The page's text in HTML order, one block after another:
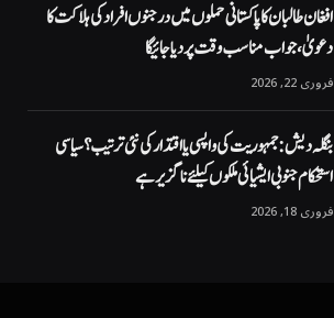
افغان طالبان کا پاکستانی حملوں میں درجنوں افراد کی ہلاکت کا
دعویٰ، جواب مناسب وقت پر دیا جائیگا
فروری 22, 2026
بنگلہ دیش: جمہوریت کی واپسی یا اقتدار کی نئی ترتیب؟ سیاسی
استحکام جنوبی ایشیائی ملکوں کیلئے ناگزیر ہے
فروری 18, 2026